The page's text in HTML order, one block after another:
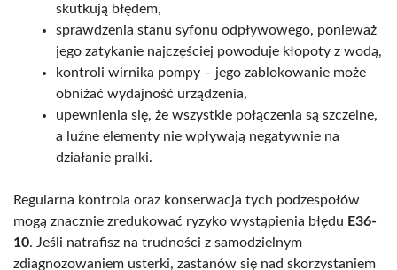
skutkują błędem,
sprawdzenia stanu syfonu odpływowego, ponieważ
jego zatykanie najczęściej powoduje kłopoty z wodą,
kontroli wirnika pompy – jego zablokowanie może
obniżać wydajność urządzenia,
upewnienia się, że wszystkie połączenia są szczelne,
a luźne elementy nie wpływają negatywnie na
działanie pralki.
Regularna kontrola oraz konserwacja tych podzespołów
mogą znacznie zredukować ryzyko wystąpienia błędu E36-
10. Jeśli natrafisz na trudności z samodzielnym
zdiagnozowaniem usterki, zastanów się nad skorzystaniem